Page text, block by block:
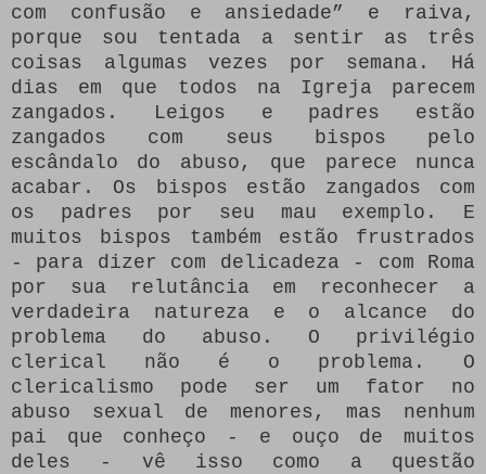
com confusão e ansiedade” e raiva,
porque sou tentada a sentir as três
coisas algumas vezes por semana.
Há
dias em que todos na Igreja parecem
zangados.
Leigos e padres estão
zangados com seus bispos pelo
escândalo do abuso, que parece nunca
acabar.
Os bispos estão zangados com
os padres por seu mau exemplo.
E
muitos bispos também estão frustrados
- para dizer com delicadeza - com Roma
por sua relutância em reconhecer a
verdadeira natureza e o alcance do
problema do abuso.
O privilégio
clerical não é o problema.
O
clericalismo pode ser um fator no
abuso sexual de menores, mas nenhum
pai que conheço - e ouço de muitos
deles - vê isso como a questão